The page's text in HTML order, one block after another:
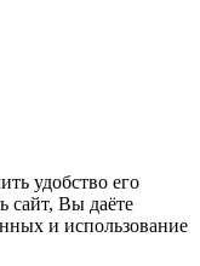
удобство его
сайт, Вы даёте
и использование